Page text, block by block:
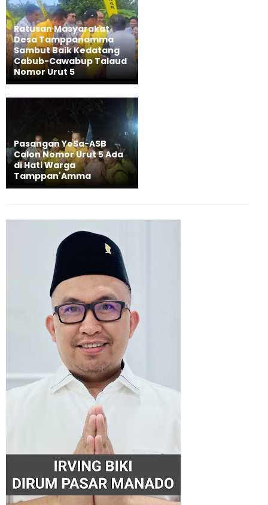
Ratusan Masyarakat
Desa Tamppanamma
Sambut Baik Kedatang
Cabub-Cawabup Talaud
Nomor Urut 5
Pasangan YoSa-ASB
Calon Nomor Urut 5 Ada
di Hati Warga
Tamppan'Amma